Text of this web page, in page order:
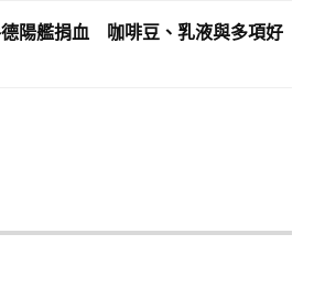
陽艦捐血 咖啡豆、乳液與多項好